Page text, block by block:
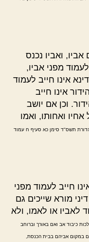
ואביו נכנס
מפני אביו,
אינו חייב לעמוד
אינו חייב
וכן אם יושב
ואחותו, ואמו
תשס"ד סימן כא סעיף ח עמוד
חייב לעמוד מפני
מורא שייכים גם
לאביו או לאמו, ולא
כיבוד אב ואם באורך וברוחב
במקום אביהם בבית הכנסת,